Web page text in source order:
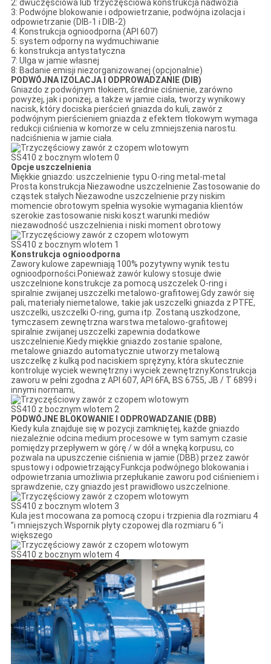
2: dwuczęściowa lub trzyczęściowa konstrukcja nadwozia
3: Podwójne blokowanie i odpowietrzanie, podwójna izolacja i
odpowietrzanie (DIB-1 i DIB-2)
4: Konstrukcja ognioodporna (API 607)
5: system odporny na wydmuchiwanie
6: konstrukcja antystatyczna
7: Ulga w jamie własnej
8: Badanie emisji niezorganizowanej (opcjonalnie)
PODWÓJNA IZOLACJA I ODPROWADZANIE (DIB)
Gniazdo z podwójnym tłokiem, średnie ciśnienie, zarówno
powyżej, jak i poniżej, a także w jamie ciała, tworzy wynikowy
nacisk, który dociska pierścień gniazda do kuli, zawór z
podwójnym pierścieniem gniazda z efektem tłokowym wymaga
redukcji ciśnienia w komorze w celu zmniejszenia narostu.
nadciśnienia w jamie ciała.
Opcje uszczelnienia
Miękkie gniazdo: uszczelnienie typu O-ring metal-metal
Prosta konstrukcja Niezawodne uszczelnienie Zastosowanie do
cząstek stałych Niezawodne uszczelnienie przy niskim
momencie obrotowym spełnia wysokie wymagania klientów
szerokie zastosowanie niski koszt.warunki mediów
niezawodność uszczelnienia i niski moment obrotowy
Konstrukcja ognioodporna
Zawory kulowe zapewniają 100% pozytywny wynik testu
ognioodporności.Ponieważ zawór kulowy stosuje dwie
uszczelnione konstrukcje za pomocą uszczelek O-ring i
spiralnie zwijanej uszczelki metalowo-grafitowej.Gdy zawór się
pali, materiały niemetalowe, takie jak uszczelki gniazda z PTFE,
uszczelki, uszczelki O-ring, guma itp. Zostaną uszkodzone,
tymczasem zewnętrzna warstwa metalowo-grafitowej
spiralnie zwijanej uszczelki zapewnia dodatkowe
uszczelnienie.Kiedy miękkie gniazdo zostanie spalone,
metalowe gniazdo automatycznie utworzy metalową
uszczelkę z kulką pod naciskiem sprężyny, która skutecznie
kontroluje wyciek wewnętrzny i wyciek zewnętrzny.Konstrukcja
zaworu w pełni zgodna z API 607, API 6FA, BS 6755, JB / T 6899 i
innymi normami,
PODWÓJNE BLOKOWANIE I ODPROWADZANIE (DBB)
Kiedy kula znajduje się w pozycji zamkniętej, każde gniazdo
niezależnie odcina medium procesowe w tym samym czasie
pomiędzy przepływem w górę / w dół a wnęką korpusu, co
pozwala na upuszczenie ciśnienia w jamie (DBB) przez zawór
spustowy i odpowietrzający.Funkcja podwójnego blokowania i
odpowietrzania umożliwia przepłukanie zaworu pod ciśnieniem i
sprawdzenie, czy gniazdo jest prawidłowo uszczelnione.
Kula jest mocowana za pomocą czopu i trzpienia dla rozmiaru 4
”i mniejszych.Wspornik płyty czopowej dla rozmiaru 6 ”i
większego